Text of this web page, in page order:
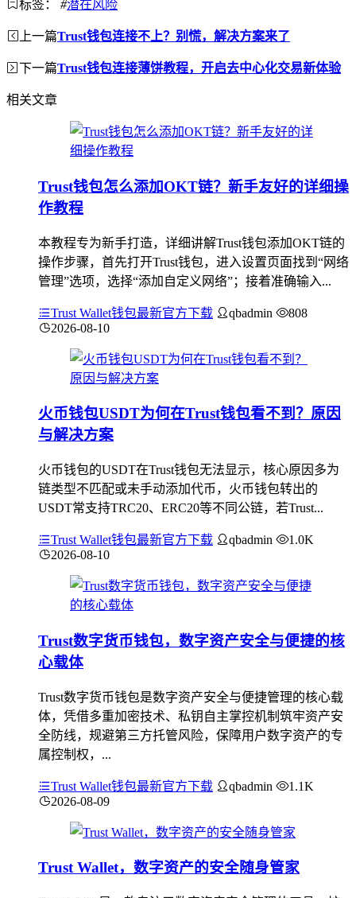
标签： #潜在风险
上一篇Trust钱包连接不上？别慌，解决方案来了
下一篇Trust钱包连接薄饼教程，开启去中心化交易新体验
相关文章
Trust钱包怎么添加OKT链？新手友好的详细操
作教程
本教程专为新手打造，详细讲解Trust钱包添加OKT链的
操作步骤，首先打开Trust钱包，进入设置页面找到“网络
管理”选项，选择“添加自定义网络”；接着准确输入...
Trust Wallet钱包最新官方下载 qbadmin
808
2026-08-10
火币钱包USDT为何在Trust钱包看不到？原因
与解决方案
火币钱包的USDT在Trust钱包无法显示，核心原因多为
链类型不匹配或未手动添加代币，火币钱包转出的
USDT常支持TRC20、ERC20等不同公链，若Trust...
Trust Wallet钱包最新官方下载 qbadmin
1.0K
2026-08-10
Trust数字货币钱包，数字资产安全与便捷的核
心载体
Trust数字货币钱包是数字资产安全与便捷管理的核心载
体，凭借多重加密技术、私钥自主掌控机制筑牢资产安
全防线，规避第三方托管风险，保障用户数字资产的专
属控制权，...
Trust Wallet钱包最新官方下载 qbadmin
1.1K
2026-08-09
Trust Wallet，数字资产的安全随身管家